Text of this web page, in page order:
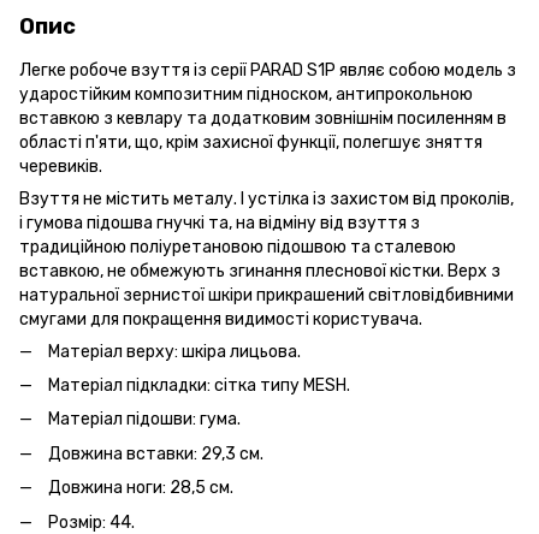
Опис
Легке робоче взуття із серії PARAD S1P являє собою модель з
ударостійким композитним підноском, антипрокольною
вставкою з кевлару та додатковим зовнішнім посиленням в
області п'яти, що, крім захисної функції, полегшує зняття
черевиків.
Взуття не містить металу. І устілка із захистом від проколів,
і гумова підошва гнучкі та, на відміну від взуття з
традиційною поліуретановою підошвою та сталевою
вставкою, не обмежують згинання плеснової кістки. Верх з
натуральної зернистої шкіри прикрашений світловідбивними
смугами для покращення видимості користувача.
Матеріал верху: шкіра лицьова.
Матеріал підкладки: сітка типу MESH.
Матеріал підошви: гума.
Довжина вставки: 29,3 см.
Довжина ноги: 28,5 см.
Розмір: 44.